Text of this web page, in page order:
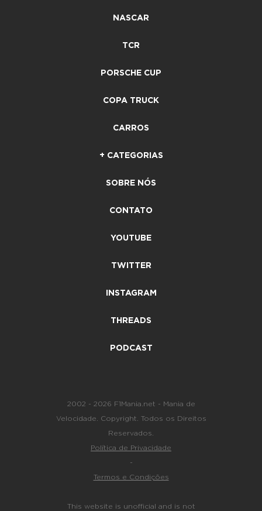
NASCAR
TCR
PORSCHE CUP
COPA TRUCK
CARROS
+ CATEGORIAS
SOBRE NÓS
CONTATO
YOUTUBE
TWITTER
INSTAGRAM
THREADS
PODCAST
2002 - 2026 F1Mania.net - Mania de
Velocidade. Copyright. Todos os Direitos
Reservados.
Política de Privacidade
-
Termos e Condições
This website is unofficial and is not